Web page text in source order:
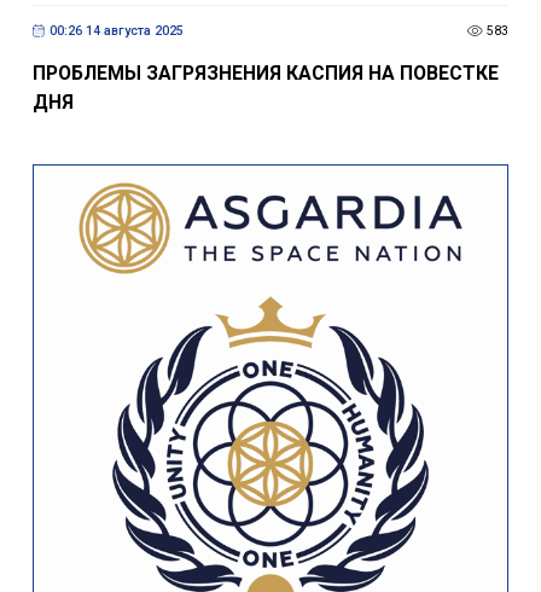
00:26 14 августа 2025 583
ПРОБЛЕМЫ ЗАГРЯЗНЕНИЯ КАСПИЯ НА ПОВЕСТКЕ
ДНЯ